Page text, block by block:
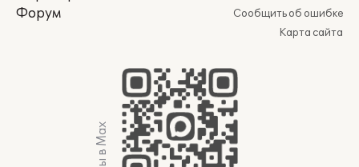
Форум
Сообщить об ошибке
Карта сайта
Мы в Max